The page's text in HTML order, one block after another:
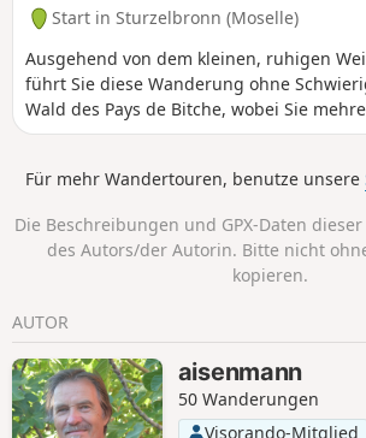
Start in Sturzelbronn (Moselle)
Ausgehend von dem kleinen, ruhigen
führt Sie diese Wanderung ohne
Wald des Pays de Bitche, wobei Sie
bemerkenswerte Orte entdecken, das
Für mehr Wandertouren, benutze unsere
Die Beschreibungen und GPX-Daten
des Autors/der Autorin. Bitte nicht
kopieren.
AUTOR
aisenmann
50 Wanderungen
Visorando-Mitglied